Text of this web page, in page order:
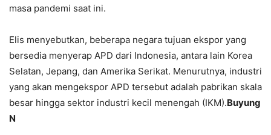
masa pandemi saat ini.
Elis menyebutkan, beberapa negara tujuan ekspor yang
bersedia menyerap APD dari Indonesia, antara lain Korea
Selatan, Jepang, dan Amerika Serikat. Menurutnya, industri
yang akan mengekspor APD tersebut adalah pabrikan skala
besar hingga sektor industri kecil menengah (IKM).Buyung
N